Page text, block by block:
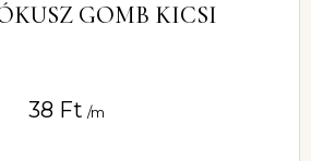
GOMB KICSI
38 Ft /m